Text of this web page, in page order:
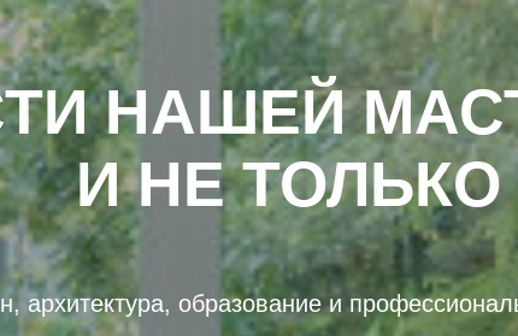
НАШЕЙ
И НЕ ТОЛЬКО
архитектура, образование и